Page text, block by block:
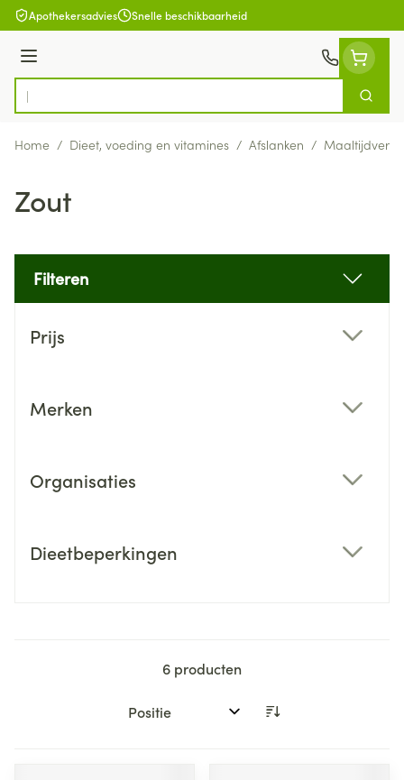
Ga naar de inhoud
Apothekersadvies Snelle beschikbaarheid
Menu
Product, merk, categorie...
Zoek
Home / Dieet, voeding en vitamines / Afslanken /
Zout
Filteren
Prijs
Merken
Organisaties
Dieetbeperkingen
6 producten
Sorteer op: